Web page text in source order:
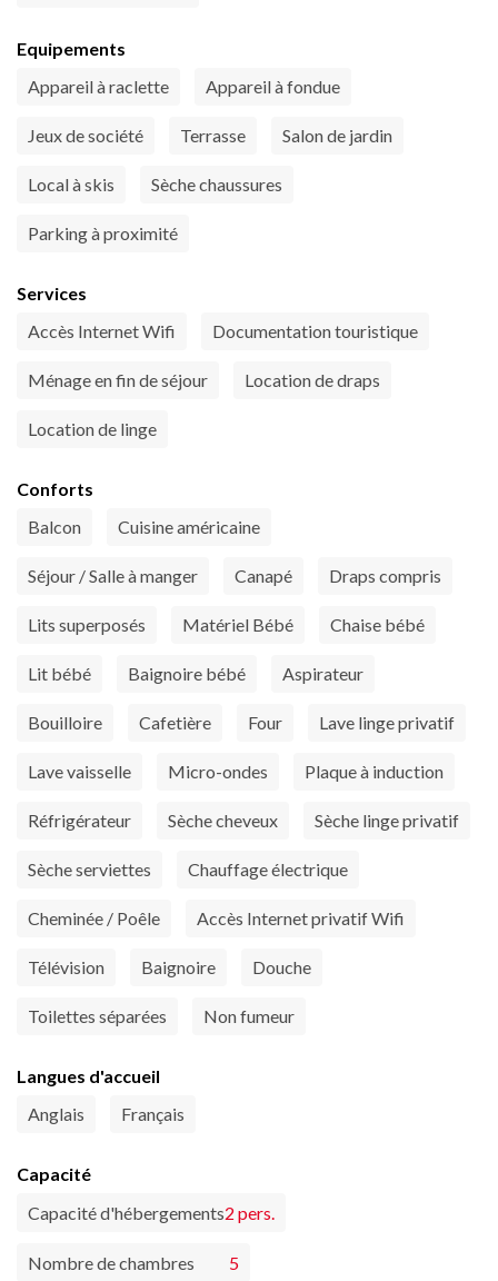
Equipements
Appareil à raclette
Appareil à fondue
Jeux de société Terrasse Salon de jardin
Local à skis Sèche chaussures
Parking à proximité
Services
Accès Internet Wifi
Documentation touristique
Ménage en fin de séjour Location de draps
Location de linge
Conforts
Balcon
Cuisine américaine
Séjour / Salle à manger Canapé Draps compris
Lits superposés Matériel Bébé Chaise bébé
Lit bébé Baignoire bébé Aspirateur
Bouilloire Cafetière Four Lave linge privatif
Lave vaisselle Micro-ondes Plaque à induction
Réfrigérateur Sèche cheveux Sèche linge privatif
Sèche serviettes Chauffage électrique
Cheminée / Poêle Accès Internet privatif Wifi
Télévision Baignoire Douche
Toilettes séparées Non fumeur
Langues d'accueil
Anglais
Français
Capacité
Capacité d'hébergements2 pers.
Nombre de chambres 5